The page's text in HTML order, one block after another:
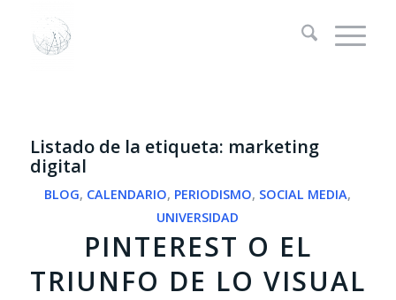
Listado de la etiqueta: marketing
digital
BLOG, CALENDARIO, PERIODISMO, SOCIAL MEDIA,
UNIVERSIDAD
PINTEREST O EL
TRIUNFO DE LO VISUAL